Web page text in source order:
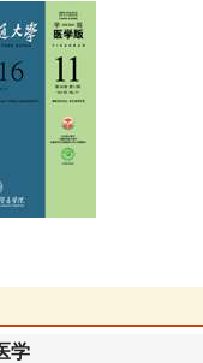
学